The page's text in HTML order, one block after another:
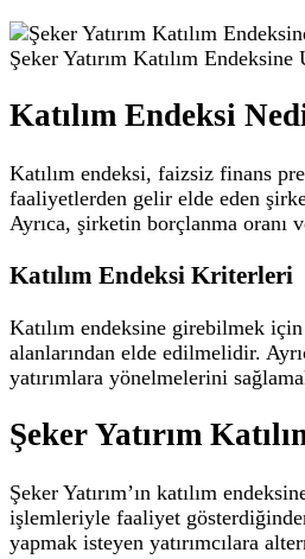
Şeker Yatırım Katılım
Katılım Endeksi
Katılım endeksi, faizsiz finans
faaliyetlerden gelir elde eden
Ayrıca, şirketin borçlanma oranı
Katılım Endeksi Kriterleri
Katılım endeksine girebilmek
alanlarından elde edilmelidir.
yatırımlara yönelmelerini
Şeker Yatırım
Şeker Yatırım’ın katılım
işlemleriyle faaliyet
yapmak isteyen yatırımcılara